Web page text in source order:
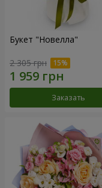
Букет "Новелла"
2 305 грн
Заказать